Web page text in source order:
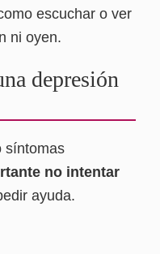
escuchar o ver
ni oyen.
depresión
síntomas
no intentar
ayuda.